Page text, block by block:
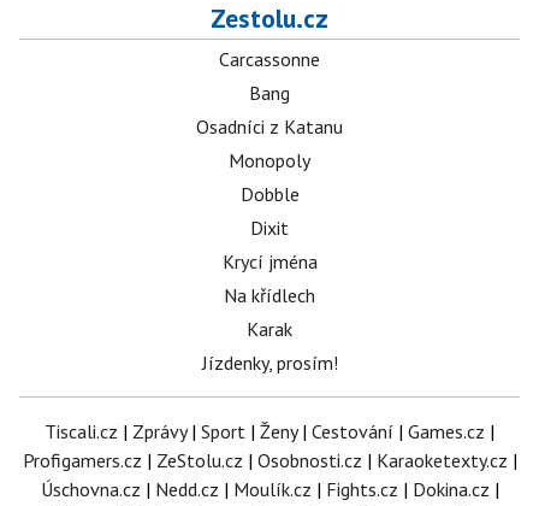
Zestolu.cz
Carcassonne
Bang
Osadníci z Katanu
Monopoly
Dobble
Dixit
Krycí jména
Na křídlech
Karak
Jízdenky, prosím!
Tiscali.cz | Zprávy| Sport | Ženy| Cestování | Games.cz |
Profigamers.cz | ZeStolu.cz | Osobnosti.cz | Karaoketexty.cz |
Úschovna.cz | Nedd.cz | Moulík.cz | Fights.cz | Dokina.cz |